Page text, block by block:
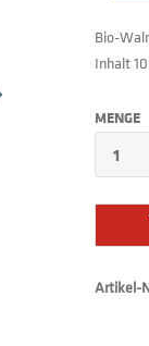
Bio-
Inhalt
MENGE
Artikel-